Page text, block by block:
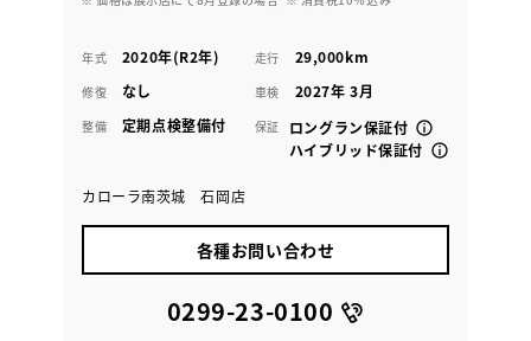
年式 2020年(R2年) 走行 29,000km
修復 なし 車検 2027年 3月
整備 定期点検整備付 保証
ロングラン保証付
ハイブリッド保証付
カローラ南茨城 石岡店
各種お問い合わせ
0299-23-0100